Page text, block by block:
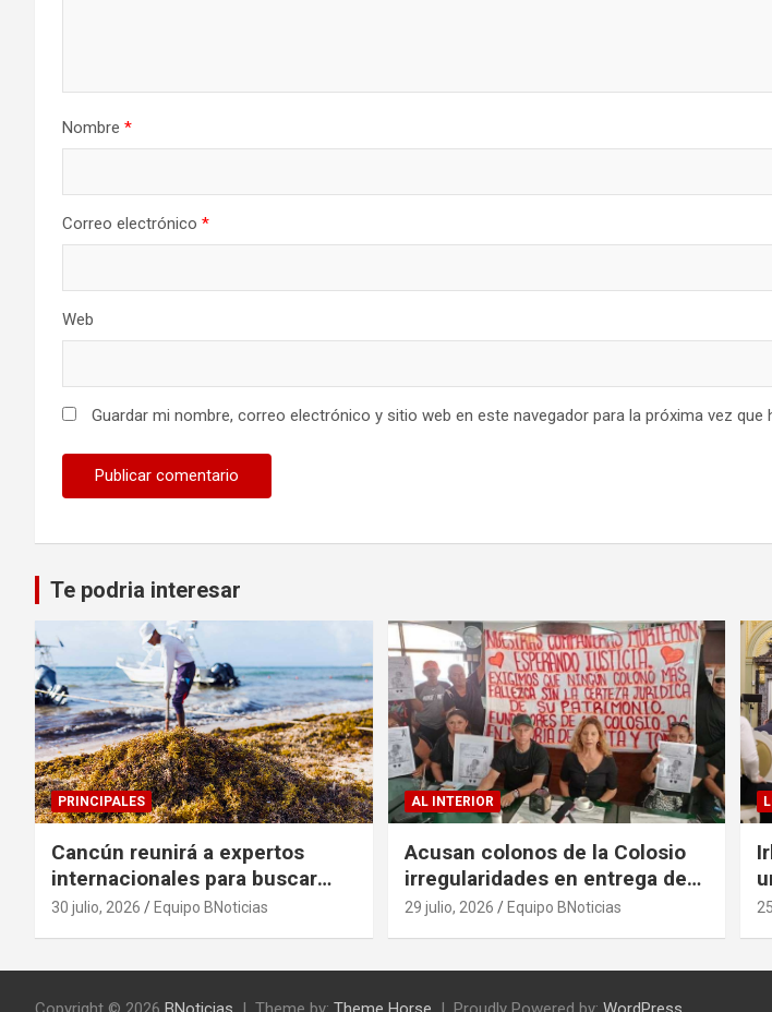
Nombre *
Correo electrónico *
Web
Guardar mi nombre, correo electrónico y sitio web en este navegador para la próxima vez que
Te podria interesar
PRINCIPALES
Cancún reunirá a expertos
internacionales para buscar
soluciones al problema del
30 julio, 2026 Equipo BNoticias
AL INTERIOR
Acusan colonos de la Colosio
irregularidades en entrega de
escrituras
29 julio, 2026 Equipo BNoticias